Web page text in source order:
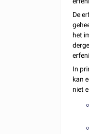
De
het
In
kan
niet